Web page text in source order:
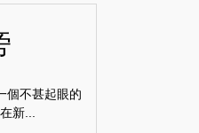
個不甚起眼的
新...